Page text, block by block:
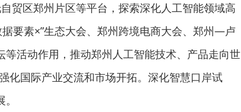
贸区郑州片区等平台，探索深化人工智能领域高
要素×”生态大会、郑州跨境电商大会、郑州—卢
等活动作用，推动郑州人工智能技术、产品走向世
化国际产业交流和市场开拓。深化智慧口岸试